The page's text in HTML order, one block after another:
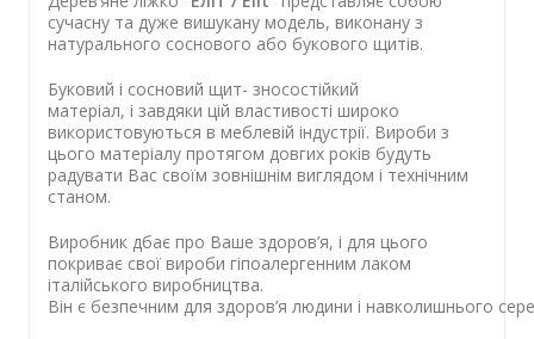
сучасну та дуже вишукану модель, виконану з
натурального соснового або букового щитів.
Буковий і сосновий щит- зносостійкий
матеріал, і завдяки цій властивості широко
використовуються в меблевій індустрії. Вироби з
цього матеріалу протягом довгих років будуть
радувати Вас своїм зовнішнім виглядом і технічним
станом.
Виробник дбає про Ваше здоров’я, і ​​для цього
покриває свої вироби гіпоалергенним лаком
італійського виробництва.
Він є безпечним для здоров’я людини і навколишнього